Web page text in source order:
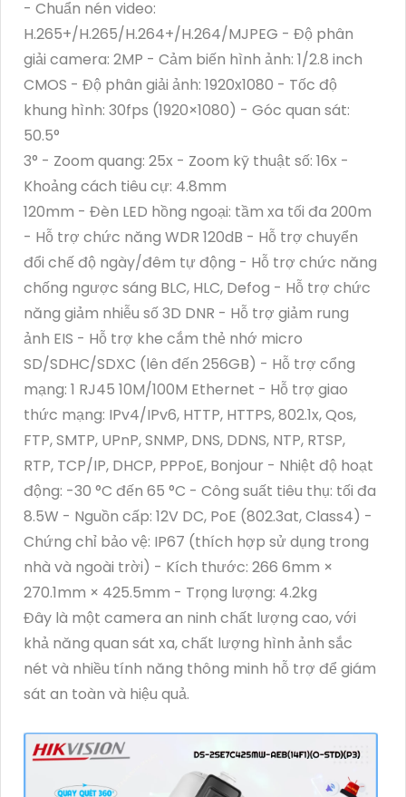
- Chuẩn nén video:
H.265+/H.265/H.264+/H.264/MJPEG - Độ phân
giải camera: 2MP - Cảm biến hình ảnh: 1/2.8 inch
CMOS - Độ phân giải ảnh: 1920x1080 - Tốc độ
khung hình: 30fps (1920×1080) - Góc quan sát:
50.5°
3° - Zoom quang: 25x - Zoom kỹ thuật số: 16x -
Khoảng cách tiêu cự: 4.8mm
120mm - Đèn LED hồng ngoại: tầm xa tối đa 200m
- Hỗ trợ chức năng WDR 120dB - Hỗ trợ chuyển
đổi chế độ ngày/đêm tự động - Hỗ trợ chức năng
chống ngược sáng BLC, HLC, Defog - Hỗ trợ chức
năng giảm nhiễu số 3D DNR - Hỗ trợ giảm rung
ảnh EIS - Hỗ trợ khe cắm thẻ nhớ micro
SD/SDHC/SDXC (lên đến 256GB) - Hỗ trợ cổng
mạng: 1 RJ45 10M/100M Ethernet - Hỗ trợ giao
thức mạng: IPv4/IPv6, HTTP, HTTPS, 802.1x, Qos,
FTP, SMTP, UPnP, SNMP, DNS, DDNS, NTP, RTSP,
RTP, TCP/IP, DHCP, PPPoE, Bonjour - Nhiệt độ hoạt
động: -30 °C đến 65 °C - Công suất tiêu thụ: tối đa
8.5W - Nguồn cấp: 12V DC, PoE (802.3at, Class4) -
Chứng chỉ bảo vệ: IP67 (thích hợp sử dụng trong
nhà và ngoài trời) - Kích thước: 266 6mm ×
270.1mm × 425.5mm - Trọng lượng: 4.2kg
Đây là một camera an ninh chất lượng cao, với
khả năng quan sát xa, chất lượng hình ảnh sắc
nét và nhiều tính năng thông minh hỗ trợ để giám
sát an toàn và hiệu quả.